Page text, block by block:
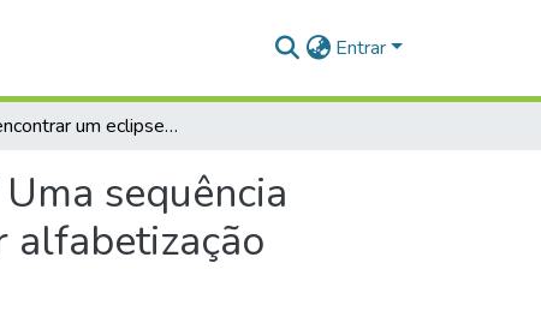
Entrar
Como encontrar um eclipse ontem, amanhã e hoje? Uma sequência didática no ensino de astronomia visando promover alfabetização científica
sequência
alfabetização